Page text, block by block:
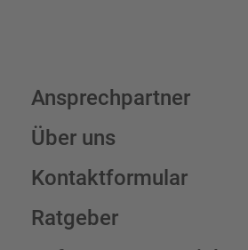
Ansprechpartner
Über uns
Kontaktformular
Ratgeber